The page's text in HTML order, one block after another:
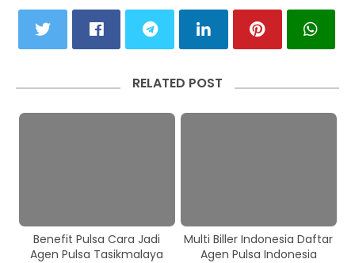
RELATED POST
Benefit Pulsa Cara Jadi
Agen Pulsa Tasikmalaya
Multi Biller Indonesia Daftar
Agen Pulsa Indonesia